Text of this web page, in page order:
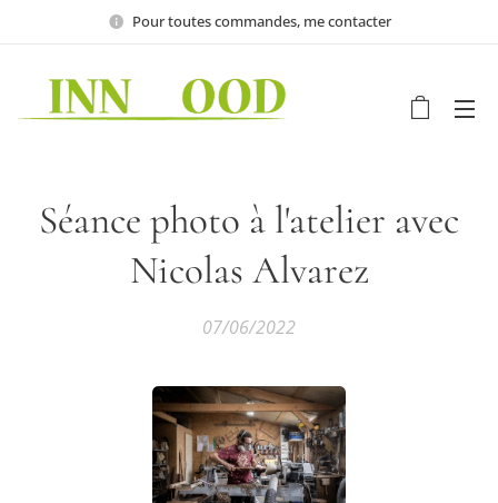
Pour toutes commandes, me contacter
Séance photo à l'atelier avec
Nicolas Alvarez
07/06/2022